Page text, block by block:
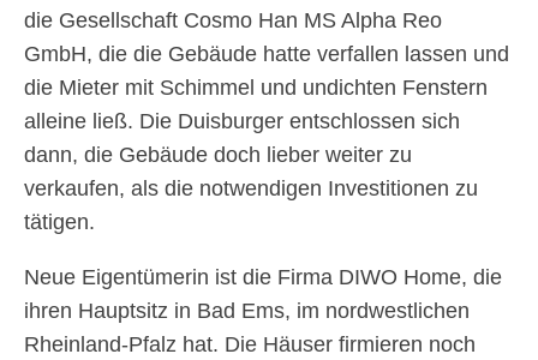
die Gesellschaft Cosmo Han MS Alpha Reo
GmbH, die die Gebäude hatte verfallen lassen und
die Mieter mit Schimmel und undichten Fenstern
alleine ließ. Die Duisburger entschlossen sich
dann, die Gebäude doch lieber weiter zu
verkaufen, als die notwendigen Investitionen zu
tätigen.
Neue Eigentümerin ist die Firma DIWO Home, die
ihren Hauptsitz in Bad Ems, im nordwestlichen
Rheinland-Pfalz hat. Die Häuser firmieren noch